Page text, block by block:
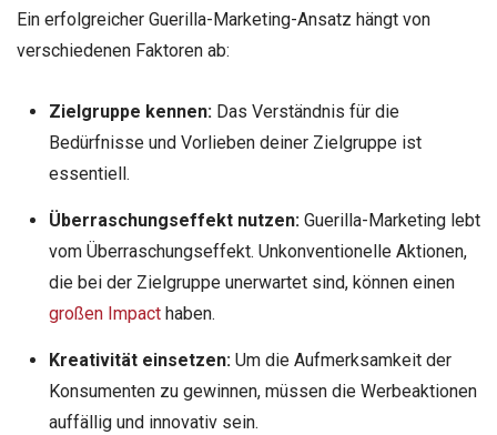
Ein erfolgreicher Guerilla-Marketing-Ansatz hängt von
verschiedenen Faktoren ab:
Zielgruppe kennen:Das Verständnis für die
Bedürfnisse und Vorlieben deiner Zielgruppe ist
essentiell.
Überraschungseffekt nutzen:Guerilla-Marketing lebt
vom Überraschungseffekt. Unkonventionelle Aktionen,
die bei der Zielgruppe unerwartet sind, können einen
großen Impacthaben.
Kreativität einsetzen:Um die Aufmerksamkeit der
Konsumenten zu gewinnen, müssen die Werbeaktionen
auffällig und innovativ sein.